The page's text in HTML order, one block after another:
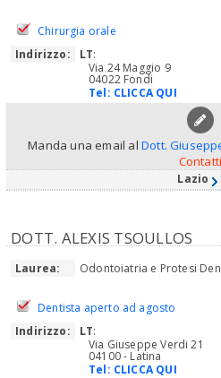
Chirurgia orale
Indirizzo:
LT:
Via 24 Maggio 9
04022 Fondi
Tel: CLICCA QUI
Manda una email al Dott.
Contatti
Lazio
DOTT. ALEXIS TSOULLOS
Laurea: Odontoiatria e Protesi
Dentista aperto ad agosto
Indirizzo:
LT:
Via Giuseppe Verdi 21
04100 - Latina
Tel: CLICCA QUI